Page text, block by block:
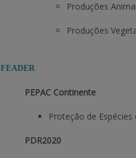
Produções
Produções
FEADER
PEPAC Continente
Proteção de
PDR2020